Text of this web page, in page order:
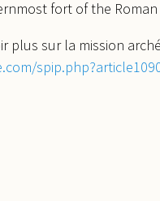
fort of the
plus sur la mission